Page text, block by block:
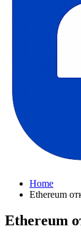
Home
Ethereum
Ethereum